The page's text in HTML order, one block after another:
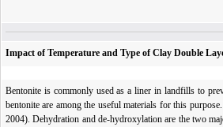
Impact of Temperature and Type of Clay Double
Bentonite is commonly used as a liner in landfills to
bentonite are among the useful materials for this
2004). Dehydration and de-hydroxylation are the two